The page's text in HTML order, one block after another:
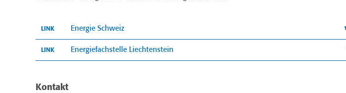
LINK Energie Schweiz
LINK Energiefachstelle Liechtenstein
Kontakt